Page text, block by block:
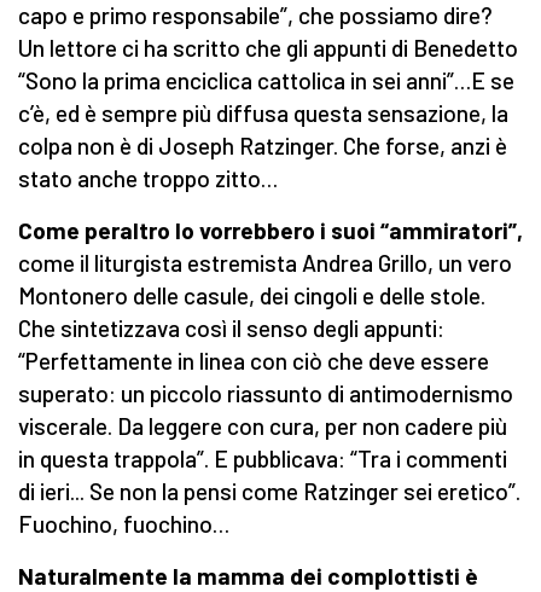
capo e primo responsabile”, che possiamo dire?
Un lettore ci ha scritto che gli appunti di Benedetto
“Sono la prima enciclica cattolica in sei anni”…E se
c’è, ed è sempre più diffusa questa sensazione, la
colpa non è di Joseph Ratzinger. Che forse, anzi è
stato anche troppo zitto…
Come peraltro lo vorrebbero i suoi “ammiratori”,
come il liturgista estremista Andrea Grillo, un vero
Montonero delle casule, dei cingoli e delle stole.
Che sintetizzava così il senso degli appunti:
“Perfettamente in linea con ciò che deve essere
superato: un piccolo riassunto di antimodernismo
viscerale. Da leggere con cura, per non cadere più
in questa trappola”. E pubblicava: “Tra i commenti
di ieri... Se non la pensi come Ratzinger sei eretico”.
Fuochino, fuochino…
Naturalmente la mamma dei complottisti è